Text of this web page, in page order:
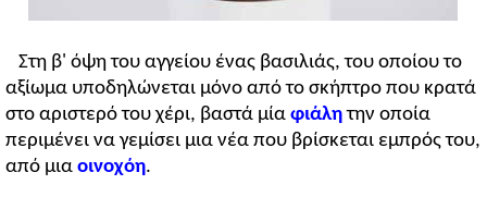
Στη β' όψη του αγγείου ένας βασιλιάς, του οποίου το
αξίωμα υποδηλώνεται μόνο από το σκήπτρο που κρατά
στο αριστερό του χέρι, βαστά μία φιάλητην οποία
περιμένει να γεμίσει μια νέα που βρίσκεται εμπρός του,
από μια οινοχόη.